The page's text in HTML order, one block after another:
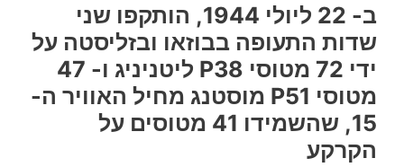
ב- 22 ליולי 1944,
הותקפו שני
שדות התעופה בבוזאו ובזליסטה על
ידי 72 מטוסי P38 ליטניניג ו- 47
מטוסי P51 מוסטנג מחיל האוויר ה-
15, שהשמידו 41 מטוסים על
הקרקע